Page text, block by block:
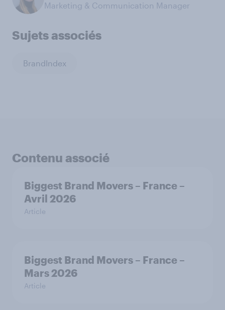
Marketing & Communication Manager
Sujets associés
BrandIndex
Contenu associé
Biggest Brand Movers – France –
Avril 2026
Article
Biggest Brand Movers – France –
Mars 2026
Article